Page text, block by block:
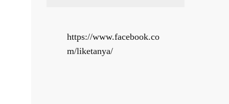
https://www.facebook.co
m/liketanya/